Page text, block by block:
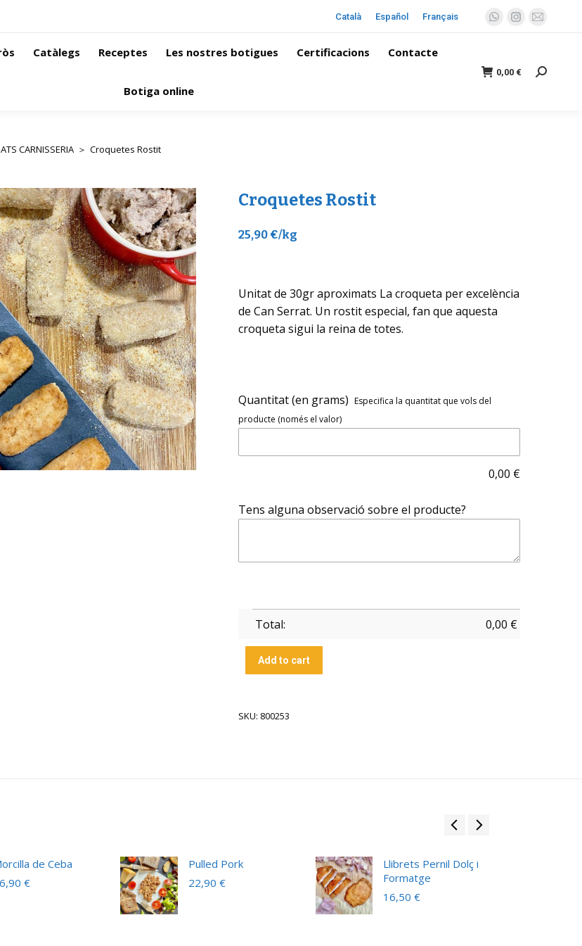
Català Español Français
Catàlegs Receptes Les nostres botigues Certificacions Contacte
Botiga online
0,00 €
CARNISSERIA Croquetes Rostit
Croquetes Rostit
25,90 €/kg
Unitat de 30gr aproximats La croqueta per excelència
de Can Serrat. Un rostit especial, fan que aquesta
croqueta sigui la reina de totes.
Quantitat (en grams) Especifica la quantitat que vols del
producte (només el valor)
0,00 €
Tens alguna observació sobre el producte?
Total: 0,00 €
Add to cart
SKU: 800253
de Ceba
€
Pulled Pork
22,90 €
Llibrets Pernil Dolç i
Formatge
16,50€